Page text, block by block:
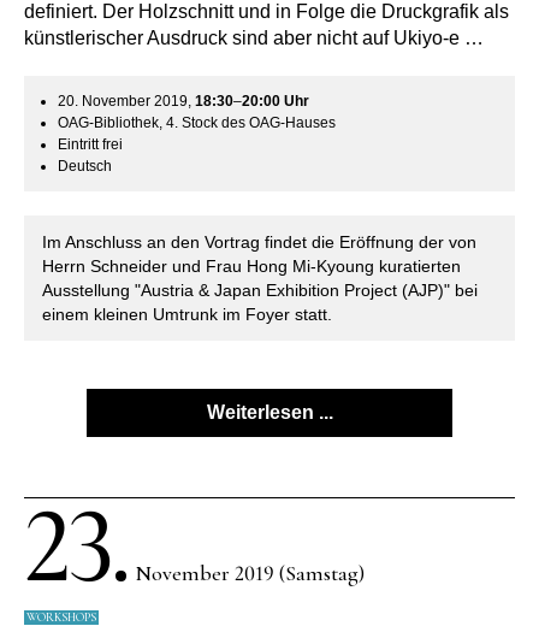
definiert. Der Holzschnitt und in Folge die Druckgrafik als
künstlerischer Ausdruck sind aber nicht auf Ukiyo-e …
20. November 2019, 18:30–20:00 Uhr
OAG-Bibliothek, 4. Stock des OAG-Hauses
Eintritt frei
Deutsch
Im Anschluss an den Vortrag findet die Eröffnung der von
Herrn Schneider und Frau Hong Mi-Kyoung kuratierten
Ausstellung "Austria & Japan Exhibition Project (AJP)" bei
einem kleinen Umtrunk im Foyer statt.
Weiterlesen ...
23. November 2019 (Samstag)
WORKSHOPS